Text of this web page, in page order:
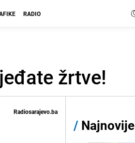
RADIO
žrtve!
Radiosarajevo.ba
/ Najnovije